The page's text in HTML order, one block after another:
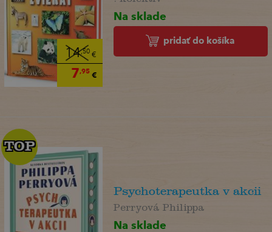
14,50€
7,95€
Na sklade
pridať do košíka
TOP
TOP
Psychoterapeutka v akcii
Perryová Philippa
Na sklade